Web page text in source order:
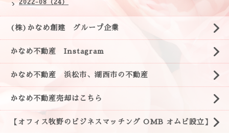
2022-08（24）
(株)かなめ創建 グループ企業
かなめ不動産 Instagram
かなめ不動産 浜松市、湖西市の不動産
かなめ不動産売却はこちら
【オフィス牧野のビジネスマッチング OMB オムビ設立】